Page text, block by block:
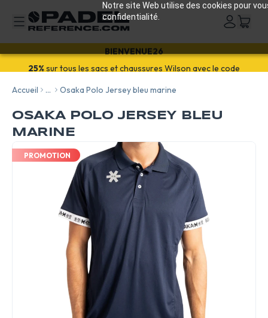
Notre site Web utilise des cookies pour
confidentialité.
Bienvenue ! Profitez de15% sur votre 1ère commandeavec
BIENVENUE26
Accueil ... Osaka Polo Jersey bleu marine
OSAKA POLO JERSEY BLEU
MARINE
PROMOTION